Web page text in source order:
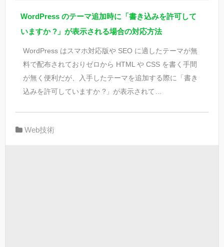
WordPress のテーマ追加時に「書き込みを許可して
いますか ?」が表示される場合の対応方法
WordPress はスマホ対応版や SEO に適したテーマが無
料で配布されておりゼロから HTML や CSS を書く手間
が無く便利だが、入手したテーマを追加する際に「書き
込みを許可していますか ?」が表示されて…
Web技術